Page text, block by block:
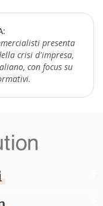
presenta
crisi d'impresa,
con focus su